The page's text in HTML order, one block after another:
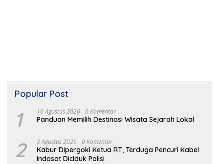
Popular Post
1 10 Agustus 2026 0 Komentar
Panduan Memilih Destinasi Wisata Sejarah Lokal
2 3 Agustus 2026 0 Komentar
Kabur Dipergoki Ketua RT, Terduga Pencuri Kabel
Indosat Diciduk Polisi